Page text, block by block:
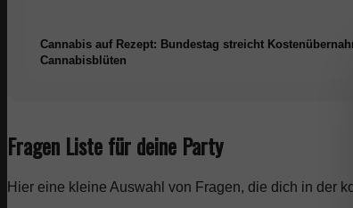
Cannabis auf Rezept: Bundestag streicht
Cannabisblüten
Fragen Liste für deine Party
Hier eine kleine Auswahl von Fragen, die dich in der